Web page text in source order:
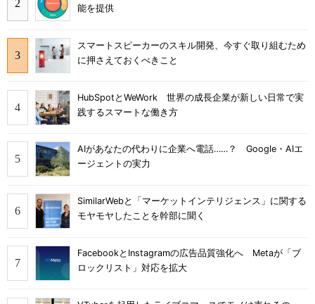
能を提供
スマートスピーカーのスキル開発、今すぐ取り組むため
に押さえておくべきこと
HubSpotとWeWork 世界の成長企業が新しい日常で実
践するスマートな働き方
AIがあなたの代わりに企業へ電話……？ Google・AIエ
ージェントの実力
SimilarWebと「マーケットインテリジェンス」に関する
モヤモヤしたことを幹部に聞く
FacebookとInstagramの広告品質強化へ Metaが「ブ
ロックリスト」対応を拡大